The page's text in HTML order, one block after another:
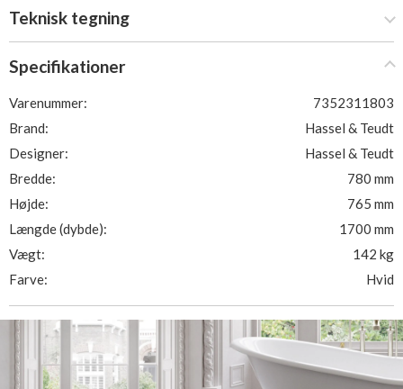
Teknisk tegning
Specifikationer
Varenummer:
7352311803
Brand:
Hassel & Teudt
Designer:
Hassel & Teudt
Bredde:
780 mm
Højde:
765 mm
Længde (dybde):
1700 mm
Vægt:
142 kg
Farve:
Hvid